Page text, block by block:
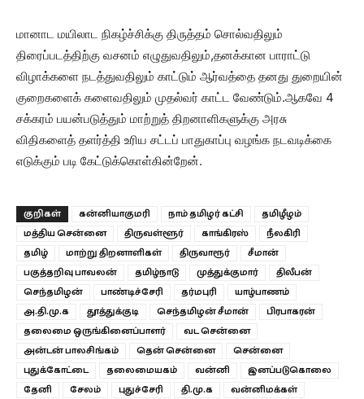
மானாட மயிலாட நிகழ்ச்சிக்கு திருத்தம் சொல்வதிலும்
திரைப்படத்திற்கு வசனம் எழுதுவதிலும்,தனக்கான பாராட்டு
விழாக்களை நடத்துவதிலும் காட்டும் ஆர்வத்தை தனது துறையின்
குறைகளைக் களைவதிலும் முதல்வர் காட்ட வேண்டும்.ஆகவே 4
சக்கரம் பயன்படுத்தும் மாற்றுத் திறனாளிகளுக்கு அரசு
விதிகளைத் தளர்த்தி உரிய சட்டப் பாதுகாப்பு வழங்க நடவடிக்கை
எடுக்கும் படி கேட்டுக்கொள்கின்றேன்.
குறிகள் கன்னியாகுமரி நாம் தமிழர் கட்சி
தமிழீழம்
மத்திய சென்னை
திருவள்ளூர் காங்கிரஸ்
நீலகிரி
தமிழ்
மாற்று திறனாளிகள் திருவாரூர்
சீமான்
பகுத்தறிவு பாவலன்
தமிழ்நாடு முத்துக்குமார்
திலீபன்
செந்தமிழன்
பாண்டிச்சேரி தர்மபுரி
யாழ்பாணம்
அ.தி.மு.க
தூத்துக்குடி செந்தமிழன் சீமான்
பிரபாகரன்
தலைமை ஒருங்கினைப்பாளர்
வட சென்னை
அன்டன் பாலசிங்கம்
தென் சென்னை
சென்னை
புதுக்கோட்டை
தலைமையகம் வன்னி
இனப்படுகொலை
தேனி
சேலம் புதுச்சேரி தி.மு.க
வன்னிமக்கள்